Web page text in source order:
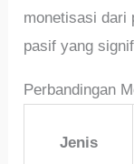
monetisasi dari
pasif yang
Perbandingan
Jenis